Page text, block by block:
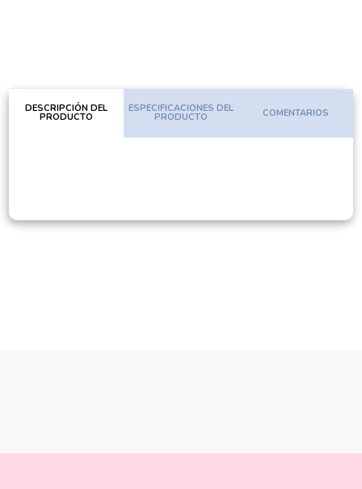
DESCRIPCIÓN DEL
PRODUCTO
ESPECIFICACIONES DEL
PRODUCTO COMENTARIOS